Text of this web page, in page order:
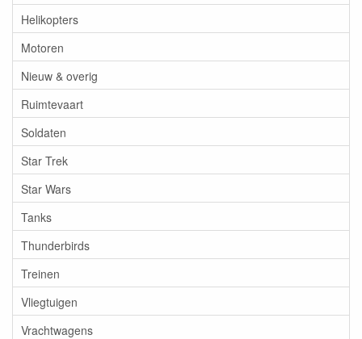
Helikopters
Motoren
Nieuw & overig
Ruimtevaart
Soldaten
Star Trek
Star Wars
Tanks
Thunderbirds
Treinen
Vliegtuigen
Vrachtwagens